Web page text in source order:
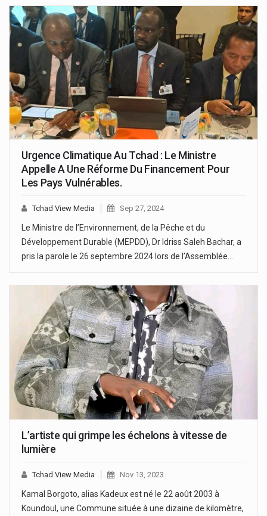
Urgence Climatique Au Tchad : Le Ministre
Appelle A Une Réforme Du Financement Pour
Les Pays Vulnérables.
Tchad View Media Sep 27, 2024
Le Ministre de l’Environnement, de la Pêche et du
Développement Durable (MEPDD), Dr Idriss Saleh Bachar, a
pris la parole le 26 septembre 2024 lors de l’Assemblée…
L’artiste qui grimpe les échelons à vitesse de
lumière
Tchad View Media Nov 13, 2023
Kamal Borgoto, alias Kadeux est né le 22 août 2003 à
Koundoul, une Commune située à une dizaine de kilomètre,